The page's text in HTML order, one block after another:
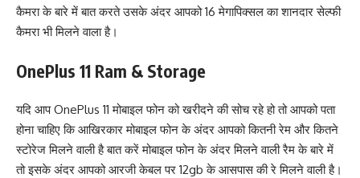
कैमरा के बारे में बात करते उसके अंदर आपको 16 मेगापिक्सल का शानदार सेल्फी
कैमरा भी मिलने वाला है।
OnePlus 11 Ram & Storage
यदि आप OnePlus 11 मोबाइल फोन को खरीदने की सोच रहे हो तो आपको पता
होना चाहिए कि आखिरकार मोबाइल फोन के अंदर आपको कितनी रेम और कितने
स्टोरेज मिलने वाली है बात करें मोबाइल फोन के अंदर मिलने वाली रैम के बारे में
तो इसके अंदर आपको आरजी केबल पर 12gb के आसपास की रे मिलने वाली है।